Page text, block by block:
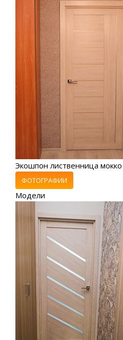
Экошпон лиственница
ФОТОГРАФИИ
Модели